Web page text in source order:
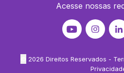
Acesse nossas
2026 Direitos Reservados -